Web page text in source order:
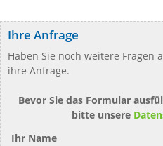
Ihre Anfrage
Haben Sie noch weitere Fragen
ihre Anfrage.
Bevor Sie das Formular
bitte unsere
Ihr Name